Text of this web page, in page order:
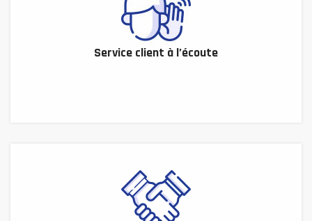
Service client à l’écoute